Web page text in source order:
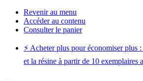
Revenir au menu
Accéder au contenu
Consulter le panier
⚡️ Acheter plus pour économiser plus
et la résine à partir de 10 exemplaires